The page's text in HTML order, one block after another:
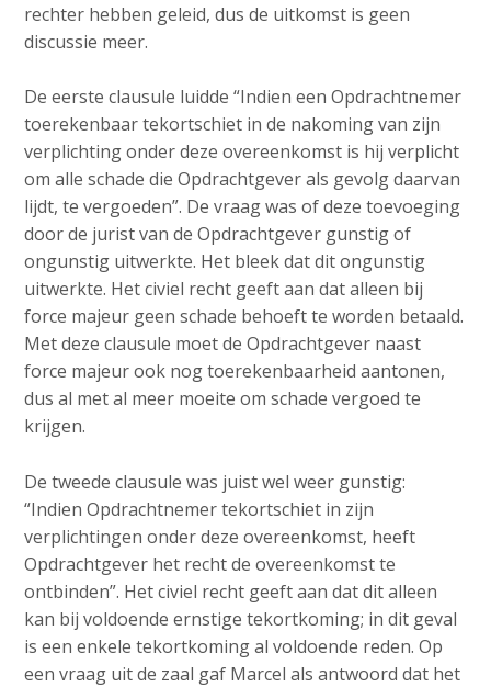
rechter hebben geleid, dus de uitkomst is geen
discussie meer.
De eerste clausule luidde “Indien een Opdrachtnemer
toerekenbaar tekortschiet in de nakoming van zijn
verplichting onder deze overeenkomst is hij verplicht
om alle schade die Opdrachtgever als gevolg daarvan
lijdt, te vergoeden”. De vraag was of deze toevoeging
door de jurist van de Opdrachtgever gunstig of
ongunstig uitwerkte. Het bleek dat dit ongunstig
uitwerkte. Het civiel recht geeft aan dat alleen bij
force majeur geen schade behoeft te worden betaald.
Met deze clausule moet de Opdrachtgever naast
force majeur ook nog toerekenbaarheid aantonen,
dus al met al meer moeite om schade vergoed te
krijgen.
De tweede clausule was juist wel weer gunstig:
“Indien Opdrachtnemer tekortschiet in zijn
verplichtingen onder deze overeenkomst, heeft
Opdrachtgever het recht de overeenkomst te
ontbinden”. Het civiel recht geeft aan dat dit alleen
kan bij voldoende ernstige tekortkoming; in dit geval
is een enkele tekortkoming al voldoende reden. Op
een vraag uit de zaal gaf Marcel als antwoord dat het